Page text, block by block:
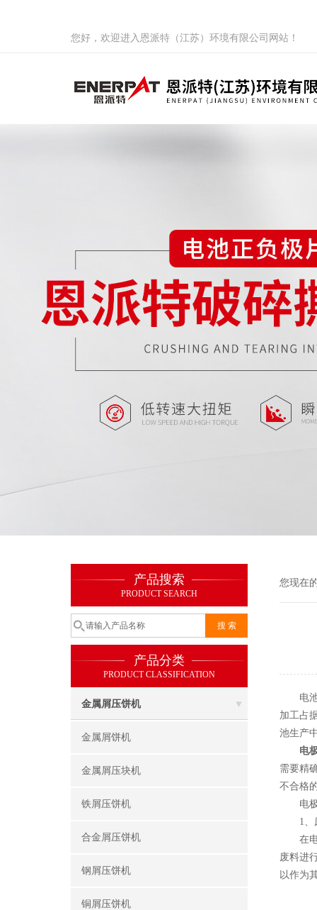
您好，欢迎进入恩派特（江苏）环境有限公司网站！
产品搜索
PRODUCT SEARCH
产品分类
PRODUCT CLASSIFICATION
金属屑压饼机
金属屑饼机
金属屑压块机
铁屑压饼机
合金屑压饼机
钢屑压饼机
铜屑压饼机
您现在
电池
加工占
池生产
电
需要精
不合格
电极
1、废
在电
废料进
以作为